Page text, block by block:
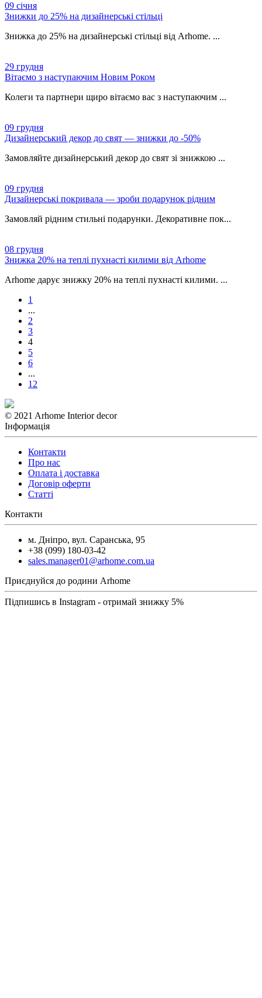
09 січня
Знижки до 25% на дизайнерські стільці
Знижка до 25% на дизайнерські стільці від Arhome. ...
29 грудня
Вітаємо з наступаючим Новим Роком
Колеги та партнери щиро вітаємо вас з наступаючим ...
09 грудня
Дизайнерський декор до свят — знижки до -50%
Замовляйте дизайнерський декор до свят зі знижкою ...
09 грудня
Дизайнерські покривала — зроби подарунок рідним
Замовляй рідним стильні подарунки. Декоративне пок...
08 грудня
Знижка 20% на теплі пухнасті килими від Arhome
Arhome дарує знижку 20% на теплі пухнасті килими. ...
1
...
2
3
4
5
6
...
12
© 2021 Arhome Interior decor
Інформація
Контакти
Про нас
Оплата і доставка
Договір оферти
Статті
Контакти
м. Дніпро, вул. Саранська, 95
+38 (099) 180-03-42
sales.manager01@arhome.com.ua
Приєднуйся до родини Arhome
Підпишись в Instagram - отримай знижку 5%